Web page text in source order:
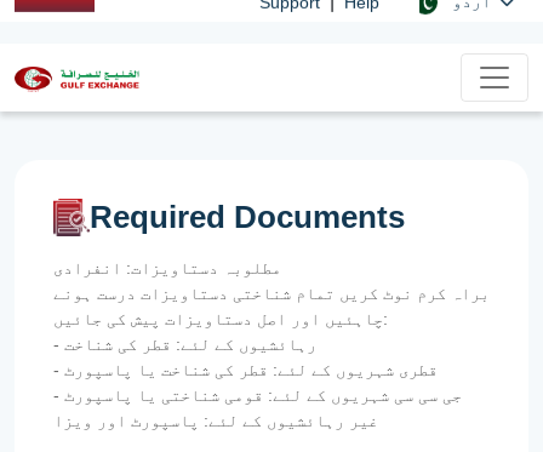
Required Documents
مطلوبہ دستاویزات: انفرادی
براہ کرم نوٹ کریں تمام شناختی دستاویزات درست ہونے
چاہئیں اور اصل دستاویزات پیش کی جائیں:
- رہائشیوں کے لئے: قطر کی شناخت
- قطری شہریوں کے لئے: قطر کی شناخت یا پاسپورٹ
- جی سی سی شہریوں کے لئے: قومی شناختی یا پاسپورٹ
غیر رہائشیوں کے لئے: پاسپورٹ اور ویزا